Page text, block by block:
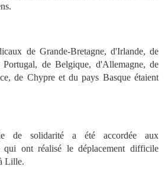
de Grande-Bretagne, d'Irlande, de
Portugal, de Belgique, d'Allemagne, de
de Chypre et du pays Basque étaient
de solidarité a été accordée aux
qui ont réalisé le déplacement difficile
Lille.